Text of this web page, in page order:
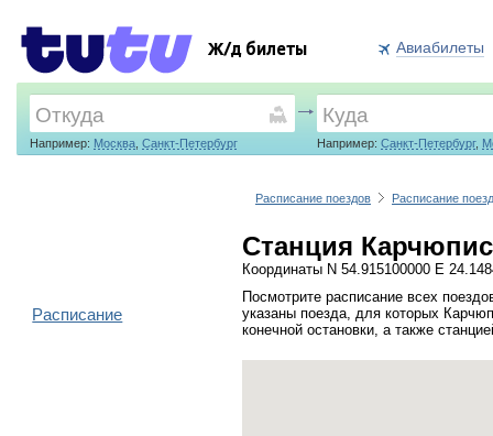
Ж/д билеты Авиабилеты
Например: Москва, Санкт-Петербург Например: Санкт-Петербург,
Расписание поездов Расписание
Станция
Координаты N 54.915100000 E
Посмотрите расписание всех
указаны поезда, для которых
конечной остановки, а также
Расписание